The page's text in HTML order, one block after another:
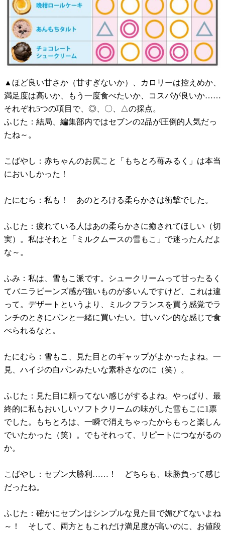
▲ほど良い甘さか（甘すぎないか）、カロリーは控えめか、
満足度は高いか、もう一度食べたいか、コスパが良いか……
それぞれ5つの項目で、◎、〇、△の採点。
ふじた：結局、編集部内ではセブンの2品が圧倒的人気だっ
たね～。
こばやし：赤ちゃんのお尻こと「もちとろ苺みるく」は本当
においしかった！
たにむら：私も！ あのとろける柔らかさは衝撃でした。
ふじた：疲れている人はあの柔らかさに癒されてほしい（切
実）。私はそれと「ミルクムースの雪もこ」で迷ったんだよ
な～。
ふみ：私は、雪もこ派です。シュークリームって甘ったるく
てバニラビーンズ感が強いものが多いんですけど、これは違
って。デザートというより、ミルクフランスを買う感覚でラ
ンチのときにパンと一緒に買いたい。甘いパン的な感じで食
べられるなと。
たにむら：雪もこ、見た目とのギャップがよかったよね。一
見、ハイジの白パンみたいな素朴さなのに（笑）。
ふじた：見た目に頼ってない感じがするよね。やっぱり、最
終的に私もおいしいソフトクリームの味がした雪もこに1票
でした。もちとろは、一瞬で消えちゃったからもっと楽しん
でいたかった（笑）。でもそれって、リピートにつながるの
か。
こばやし：セブン大勝利……！ どちらも、味勝負って感じ
だったね。
ふじた：確かにセブンはシンプルな見た目で媚びてないよね
～！ そして、両方ともこれだけ満足度が高いのに、お値段